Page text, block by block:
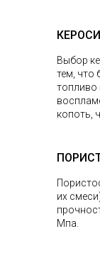
Выбор
тем, что
топливо
копоть,
их
Мпа.